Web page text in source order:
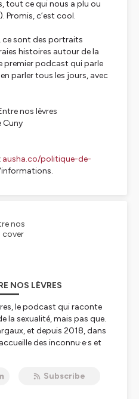
tout ce qui nous a plu ou
Promis, c’est cool.
, ce sont des portraits
histoires autour de la
premier podcast qui parle
parler tous les jours, avec
nos lèvres
Cuny
ausha.co/politique-de-
NOS LÈVRES
le podcast qui raconte
la sexualité, mais pas que.
et depuis 2018, dans
des inconnu·e·s et
à l’amour, et plus
Subscribe